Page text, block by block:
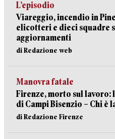
L’episodio
Viareggio, incendio in
elicotteri e dieci squadre
aggiornamenti
di Redazione web
Manovra fatale
Firenze, morto sul lavoro:
di Campi Bisenzio – Chi è
di Redazione Firenze